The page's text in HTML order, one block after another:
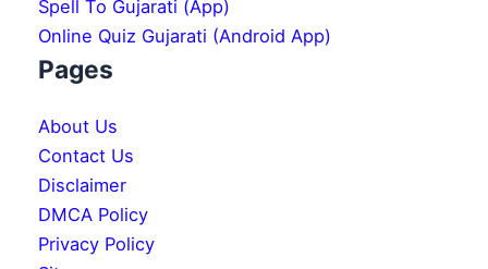
Spell To Gujarati (App)
Online Quiz Gujarati (Android App)
Pages
About Us
Contact Us
Disclaimer
DMCA Policy
Privacy Policy